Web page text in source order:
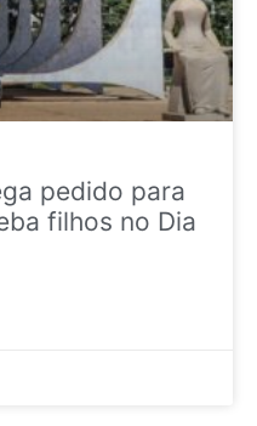
pedido para
filhos no Dia